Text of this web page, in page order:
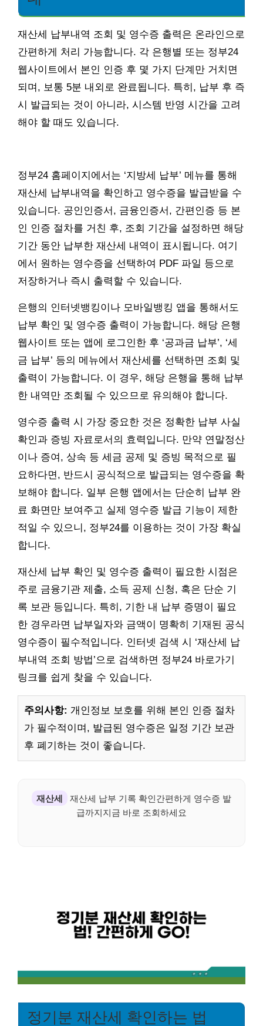
재산세 납부내역 조회 및 영수증 출력은 온라인으로
간편하게 처리 가능합니다. 각 은행별 또는 정부24
웹사이트에서 본인 인증 후 몇 가지 단계만 거치면
되며, 보통 5분 내외로 완료됩니다. 특히, 납부 후 즉
시 발급되는 것이 아니라, 시스템 반영 시간을 고려
해야 할 때도 있습니다.
정부24 홈페이지에서는 ‘지방세 납부’ 메뉴를 통해
재산세 납부내역을 확인하고 영수증을 발급받을 수
있습니다. 공인인증서, 금융인증서, 간편인증 등 본
인 인증 절차를 거친 후, 조회 기간을 설정하면 해당
기간 동안 납부한 재산세 내역이 표시됩니다. 여기
에서 원하는 영수증을 선택하여 PDF 파일 등으로
저장하거나 즉시 출력할 수 있습니다.
은행의 인터넷뱅킹이나 모바일뱅킹 앱을 통해서도
납부 확인 및 영수증 출력이 가능합니다. 해당 은행
웹사이트 또는 앱에 로그인한 후 ‘공과금 납부’, ‘세
금 납부’ 등의 메뉴에서 재산세를 선택하면 조회 및
출력이 가능합니다. 이 경우, 해당 은행을 통해 납부
한 내역만 조회될 수 있으므로 유의해야 합니다.
영수증 출력 시 가장 중요한 것은 정확한 납부 사실
확인과 증빙 자료로서의 효력입니다. 만약 연말정산
이나 증여, 상속 등 세금 공제 및 증빙 목적으로 필
요하다면, 반드시 공식적으로 발급되는 영수증을 확
보해야 합니다. 일부 은행 앱에서는 단순히 납부 완
료 화면만 보여주고 실제 영수증 발급 기능이 제한
적일 수 있으니, 정부24를 이용하는 것이 가장 확실
합니다.
재산세 납부 확인 및 영수증 출력이 필요한 시점은
주로 금융기관 제출, 소득 공제 신청, 혹은 단순 기
록 보관 등입니다. 특히, 기한 내 납부 증명이 필요
한 경우라면 납부일자와 금액이 명확히 기재된 공식
영수증이 필수적입니다. 인터넷 검색 시 ‘재산세 납
부내역 조회 방법’으로 검색하면 정부24 바로가기
링크를 쉽게 찾을 수 있습니다.
주의사항: 개인정보 보호를 위해 본인 인증 절차
가 필수적이며, 발급된 영수증은 일정 기간 보관
후 폐기하는 것이 좋습니다.
재산세
재산세 납부 기록 확인간편하게 영수증 발
급까지지금 바로 조회하세요
정기분 재산세 확인하는 법